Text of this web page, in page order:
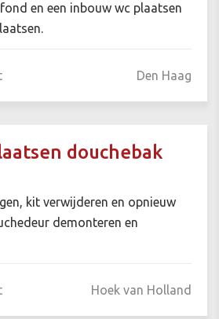
en een inbouw wc plaatsen
Den Haag
douchebak
kit verwijderen en opnieuw
demonteren en
Hoek van Holland